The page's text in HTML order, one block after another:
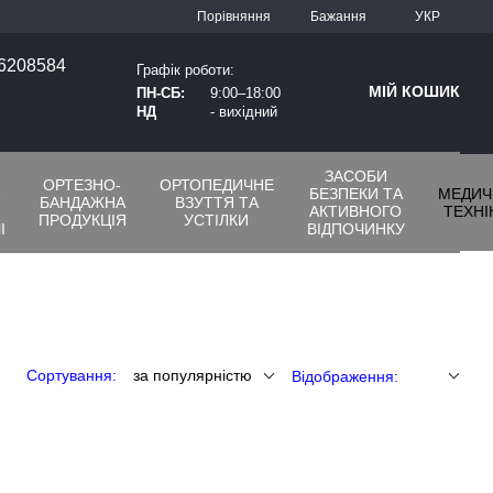
Порівняння Бажання УКР
Графік роботи:
ПН-СБ:
9:00–18:00
НД
- вихідний
МІЙ КОШИК
ОРТЕЗНО-
БАНДАЖНА
ПРОДУКЦІЯ
ОРТОПЕДИЧНЕ
ВЗУТТЯ ТА
УСТІЛКИ
ЗАСОБИ
БЕЗПЕКИ ТА
АКТИВНОГО
ВІДПОЧИНКУ
Сортування: за популярністю Відображення: